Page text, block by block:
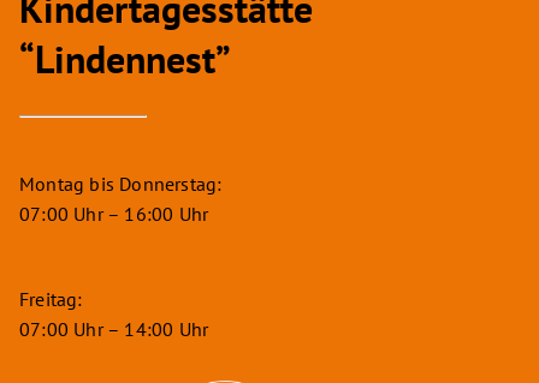
“Lindennest”
Montag bis Donnerstag:
07:00 Uhr – 16:00 Uhr
Freitag:
07:00 Uhr – 14:00 Uhr